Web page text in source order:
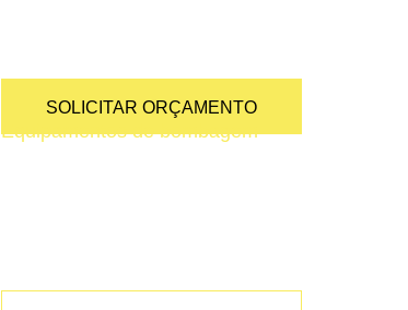
Recomendado para Reabilitações e
SOLICITAR ORÇAMENTO
Equipamentos de bombagem
Até 100 bares de pressão. Alcance horizontal